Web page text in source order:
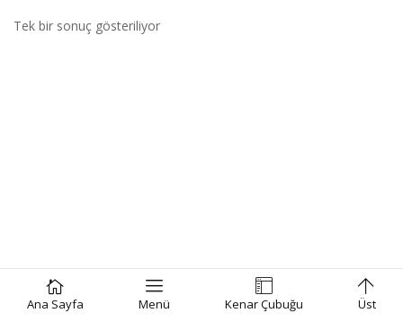
Ana Sayfa Menü Kenar Çubuğu Üst
₺348,00.
Tek bir sonuç gösteriliyor